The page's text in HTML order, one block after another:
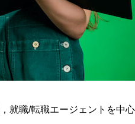
就職/転職エージェントを中